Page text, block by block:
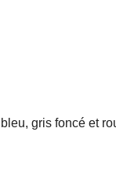
gris foncé et